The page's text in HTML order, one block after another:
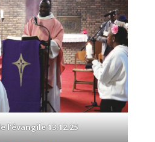
l’évangile 13.12.25